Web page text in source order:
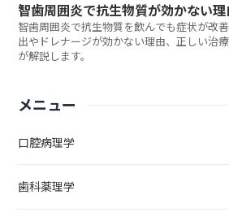
智歯周囲炎で抗生物質が効かない
智歯周囲炎で抗生物質を飲んでも症状が改
出やドレナージが効かない理由、正しい治
が解説します。
メニュー
口腔病理学
歯科薬理学